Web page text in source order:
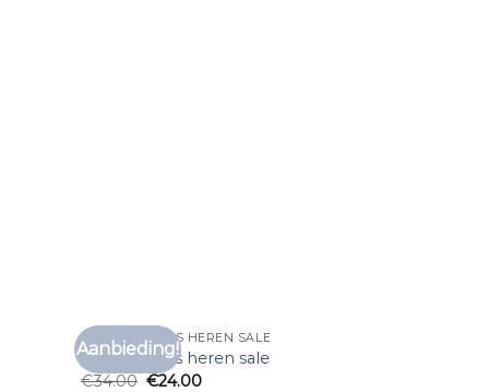
Aanbieding!
MERK T SHIRTS HEREN SALE
merk t shirts heren sale
€34.00 €24.00